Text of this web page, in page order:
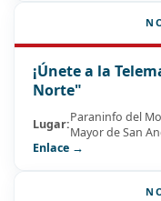
¡Únete a la
Norte"
Lugar:Paraninfo del
Mayor de San
Enlace →